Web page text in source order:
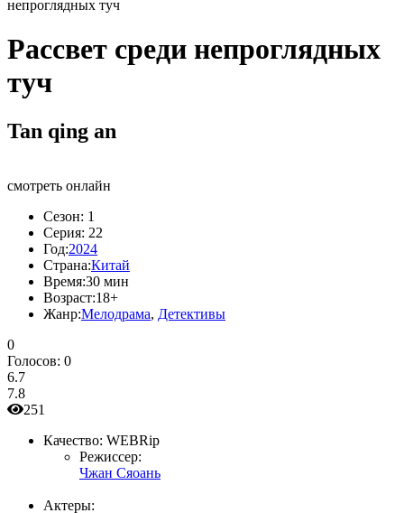
непроглядных туч
Рассвет среди непроглядных
туч
Tan qing an
смотреть онлайн
Сезон: 1
Серия: 22
Год:2024
Страна:Китай
Время:30 мин
Возраст:18+
Жанр:Мелодрама, Детективы
0
Голосов: 0
6.7
7.8
251
Качество: WEBRip
Режиссер:
Чжан Сяоань
Актеры: